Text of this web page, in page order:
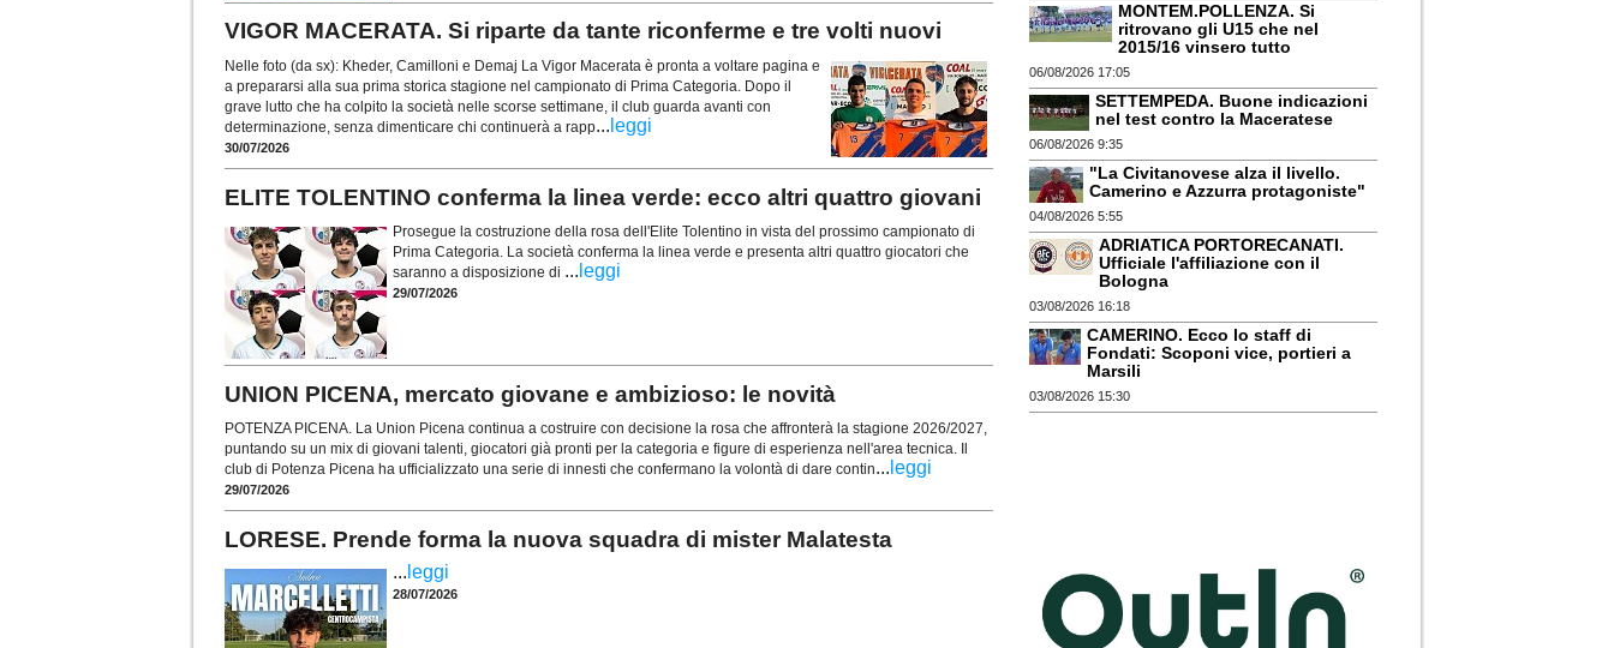
VIGOR MACERATA. Si riparte da tante riconferme e tre volti nuovi
Nelle foto (da sx): Kheder, Camilloni e Demaj La Vigor Macerata è pronta a voltare pagina e
a prepararsi alla sua prima storica stagione nel campionato di Prima Categoria. Dopo il
grave lutto che ha colpito la società nelle scorse settimane, il club guarda avanti con
determinazione, senza dimenticare chi continuerà a rapp... leggi
30/07/2026
ELITE TOLENTINO conferma la linea verde: ecco altri quattro giovani
Prosegue la costruzione della rosa dell'Elite Tolentino in vista del prossimo campionato di
Prima Categoria. La società conferma la linea verde e presenta altri quattro giocatori che
saranno a disposizione di ... leggi
29/07/2026
UNION PICENA, mercato giovane e ambizioso: le novità
POTENZA PICENA. La Union Picena continua a costruire con decisione la rosa che affronterà la stagione 2026/2027,
puntando su un mix di giovani talenti, giocatori già pronti per la categoria e figure di esperienza nell'area tecnica. Il
club di Potenza Picena ha ufficializzato una serie di innesti che confermano la volontà di dare contin... leggi
29/07/2026
LORESE. Prende forma la nuova squadra di mister Malatesta
... leggi
28/07/2026
MONTEM.POLLENZA. Si
ritrovano gli U15 che nel
2015/16 vinsero tutto
06/08/2026 17:05
SETTEMPEDA. Buone indicazioni
nel test contro la Maceratese
06/08/2026 9:35
"La Civitanovese alza il livello.
Camerino e Azzurra protagoniste"
04/08/2026 5:55
ADRIATICA PORTORECANATI.
Ufficiale l'affiliazione con il
Bologna
03/08/2026 16:18
CAMERINO. Ecco lo staff di
Fondati: Scoponi vice, portieri a
Marsili
03/08/2026 15:30